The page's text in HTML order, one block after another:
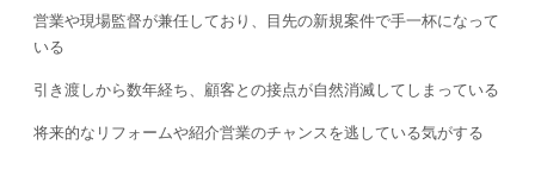
営業や現場監督が兼任しており、目先の新規案件で手一杯になって
いる
引き渡しから数年経ち、顧客との接点が自然消滅してしまっている
将来的なリフォームや紹介営業のチャンスを逃している気がする